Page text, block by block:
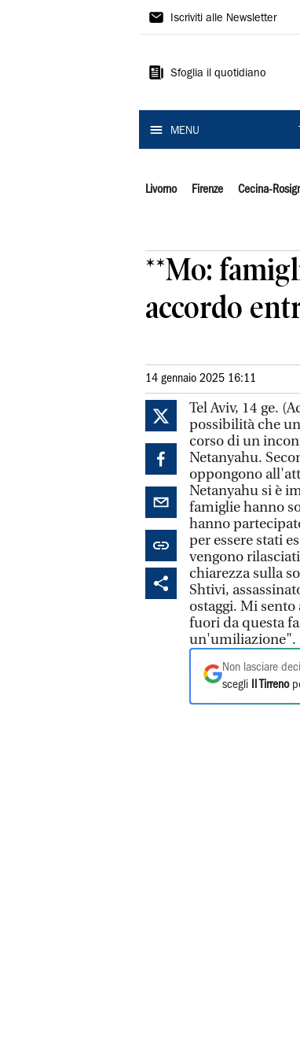
Il
Iscriviti alle Newsletter
Sfoglia il quotidiano
MENU
Livorno Firenze Cecina-
**Mo:
accordo
14 gennaio 2025 16:11
Tel Aviv, 14 ge.
possibilità che
corso di un
Netanyahu.
oppongono
Netanyahu si è
famiglie hanno
hanno
per essere stati
vengono
chiarezza sulla
Shtivi,
ostaggi. Mi
fuori da questa
un'umiliazione".
Non lasciare
scegli
Il Tirreno